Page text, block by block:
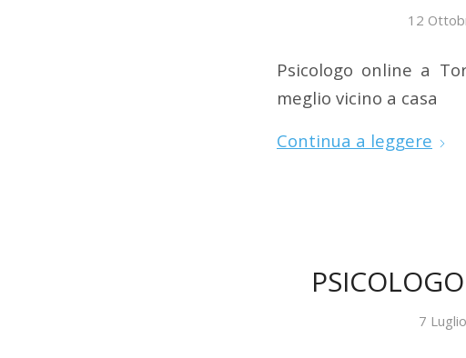
12
Psicologo online a
meglio vicino a casa
Continua a leggere
7